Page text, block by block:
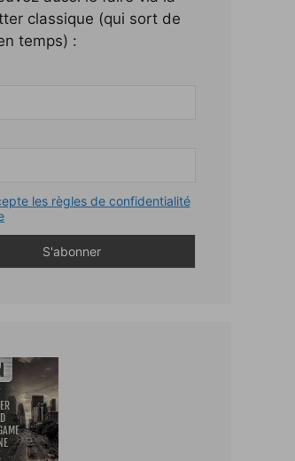
classique (qui sort de
temps) :
les règles de confidentialité